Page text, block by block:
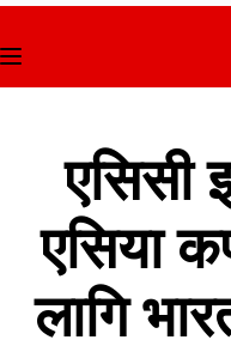
एसिसी
एसिया
लागि